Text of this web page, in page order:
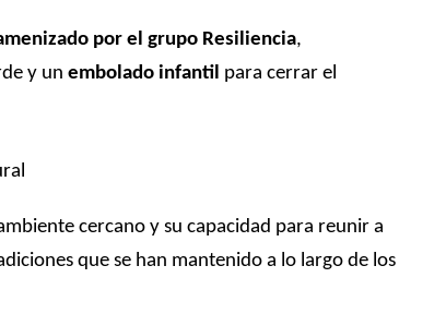
por el grupo Resiliencia,
y un embolado infantil para cerrar el
cercano y su capacidad para reunir a
que se han mantenido a lo largo de los